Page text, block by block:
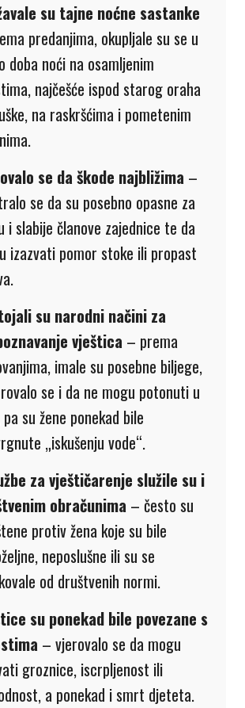
su tajne noćne sastanke
predanjima, okupljale su se u
doba noći na osamljenim
najčešće ispod starog oraha
na raskršćima i pometenim
se da škode najbližima –
se da su posebno opasne za
i slabije članove zajednice te da
izazvati pomor stoke ili propast
su narodni načini za
vještica – prema
imale su posebne biljege,
se i da ne mogu potonuti u
su žene ponekad bile
„iskušenju vode“.
za vještičarenje služile su i
obračunima – često su
protiv žena koje su bile
neposlušne ili su se
od društvenih normi.
su ponekad bile povezane s
– vjerovalo se da mogu
groznice, iscrpljenost ili
a ponekad i smrt djeteta.